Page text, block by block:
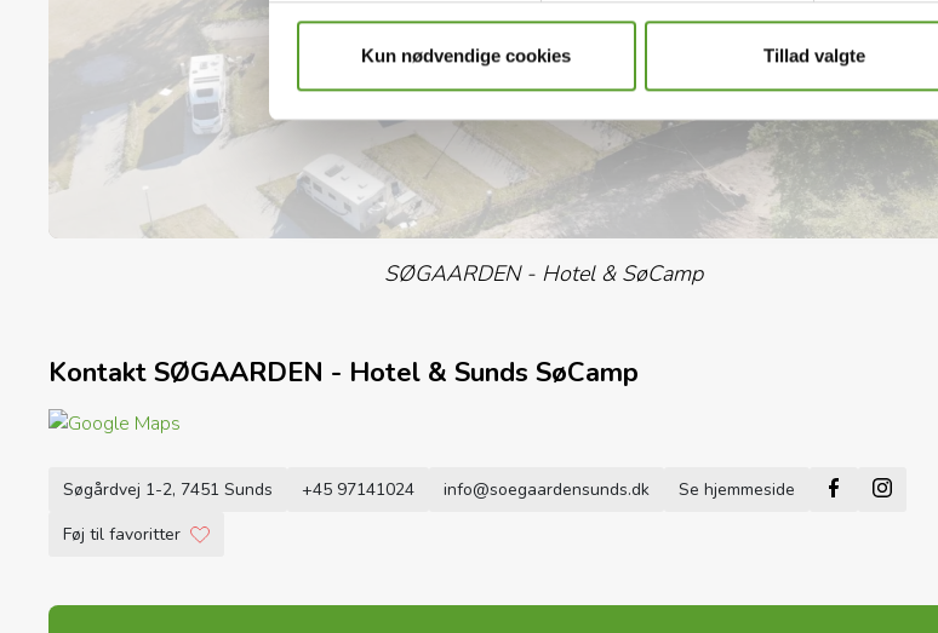
Kun nødvendige cookies Tillad valgte
SØGAARDEN - Hotel & SøCamp
Kontakt SØGAARDEN - Hotel & Sunds SøCamp
Søgårdvej 1-2, 7451 Sunds +45 97141024 info@soegaardensunds.dk Se hjemmeside FacebookInstagram
Føj til favoritter